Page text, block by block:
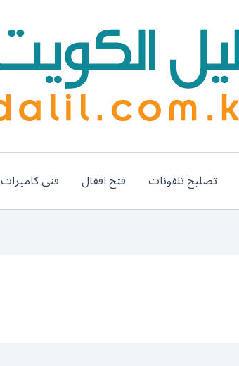
تصليح تلفونات فتح اقفال فني كاميرات